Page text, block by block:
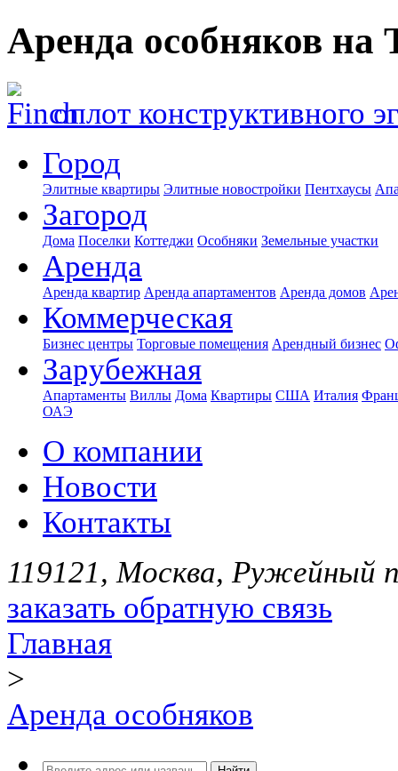
Аренда особняков на
оплот конструктивного
Город
Элитные квартиры Элитные новостройки Пентхаусы
Загород
Дома Поселки Коттеджи Особняки Земельные участки
Аренда
Аренда квартир Аренда апартаментов Аренда домов
Коммерческая
Бизнес центры Торговые помещения Арендный бизнес
Зарубежная
Апартаменты Виллы Дома Квартиры США Италия
ОАЭ
О компании
Новости
Контакты
119121, Москва, Ружейный
заказать обратную связь
Главная
>
Аренда особняков